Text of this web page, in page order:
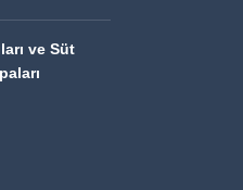
ve Süt